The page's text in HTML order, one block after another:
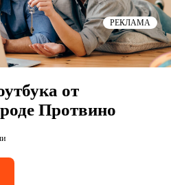
от
Протвино
РЕКЛАМА